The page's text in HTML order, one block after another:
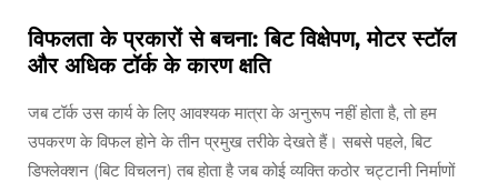
विफलता के प्रकारों से बचना: बिट विक्षेपण, मोटर स्टॉल
और अधिक टॉर्क के कारण क्षति
जब टॉर्क उस कार्य के लिए आवश्यक मात्रा के अनुरूप नहीं होता है, तो हम
उपकरण के विफल होने के तीन प्रमुख तरीके देखते हैं। सबसे पहले, बिट
डिफ्लेक्शन (बिट विचलन) तब होता है जब कोई व्यक्ति कठोर चट्टानी निर्माणों